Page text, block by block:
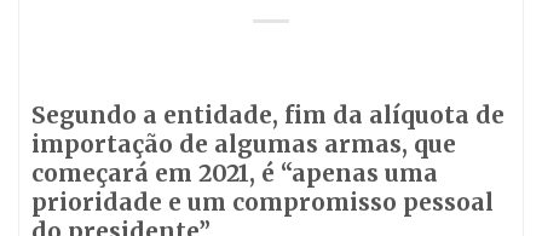
Segundo a entidade, fim da alíquota de
importação de algumas armas, que
começará em 2021, é “apenas uma
prioridade e um compromisso pessoal